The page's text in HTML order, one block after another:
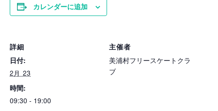
カレンダーに追加
詳細
日付:
2月 23
時間:
09:30 - 19:00
主催者
美浦村フリースケートクラ
ブ